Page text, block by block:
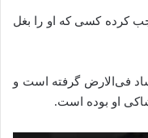
کرده کسی که او را بغل
فی‌الارض گرفته است و
او بوده است.